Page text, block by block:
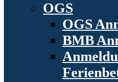
OGS
OGS
BMB